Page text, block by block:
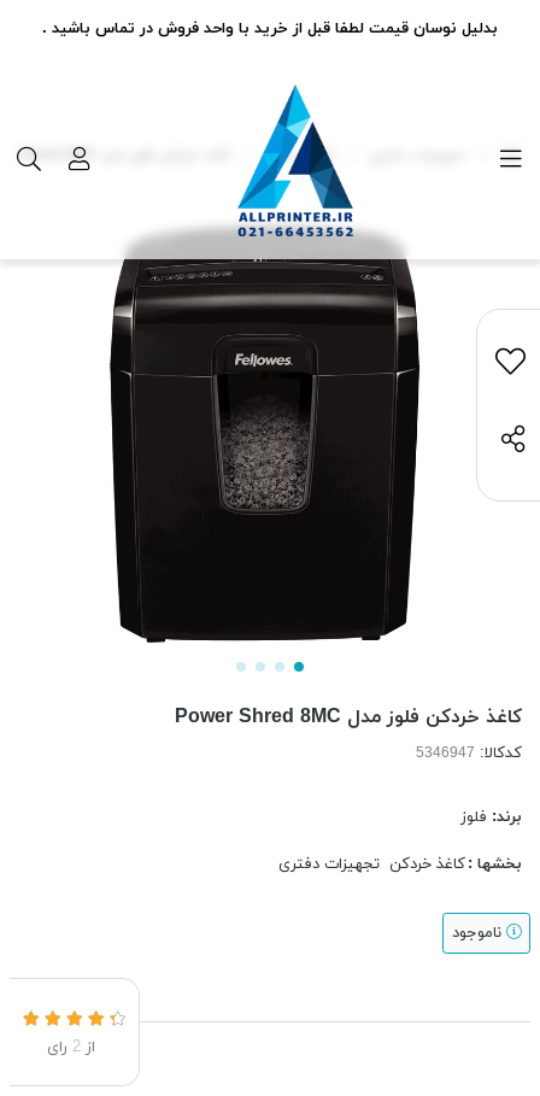
کاغذ خردکن
کاغذ خردکن فلوز مدل Power Shred 8MC
کدکالا:
برند: فلوز
بخشها :کاغذ خردکن تجهیزات دفتری
ناموجود
از 2 رای
بدلیل نوسان قیمت لطفا قبل از خرید با واحد فروش در تماس باشید .